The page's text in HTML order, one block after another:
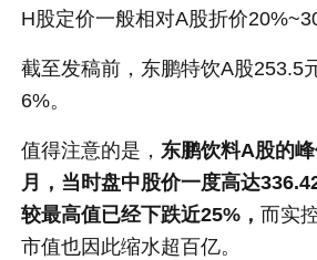
H股定价一般相对A股折价
截至发稿前，东鹏特饮A股253.5
6%。
值得注意的是，东鹏饮料A股的
月，当时盘中股价一度高达
较最高值已经下跌近25%，而实
市值也因此缩水超百亿。